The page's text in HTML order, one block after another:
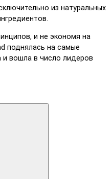
из натуральных
и не экономя на
поднялась на самые
и вошла в число лидеров